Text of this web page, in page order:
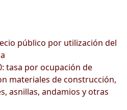
público por utilización del
tasa por ocupación de
materiales de construcción,
asnillas, andamios y otras